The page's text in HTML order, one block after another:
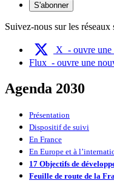
S'abonner
Suivez-nous sur les réseaux
X - ouvre
Flux - ouvre une
Agenda 2030
Présentation
Dispositif de suivi
En France
En Europe et à
17 Objectifs de
Feuille de route de la